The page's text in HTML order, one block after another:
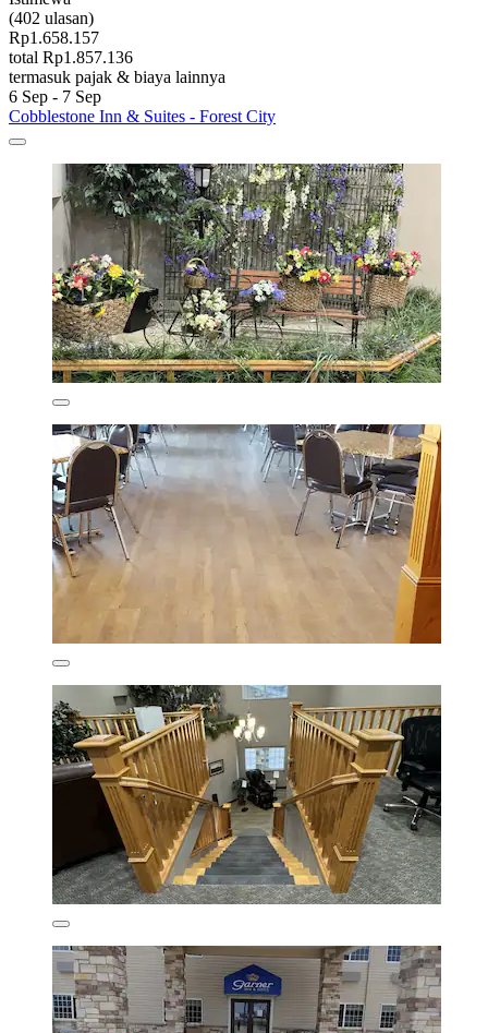
(402 ulasan)
Rp1.658.157
total Rp1.857.136
termasuk pajak & biaya lainnya
6 Sep - 7 Sep
Cobblestone Inn & Suites - Forest City